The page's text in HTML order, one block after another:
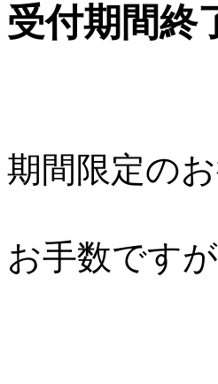
受付期間終
期間限定の
お手数です